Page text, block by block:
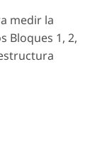
medir la
Bloques 1, 2,